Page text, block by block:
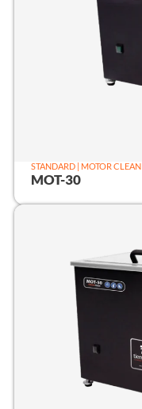
STANDARD | MOTOR CLEAN
MOT-30